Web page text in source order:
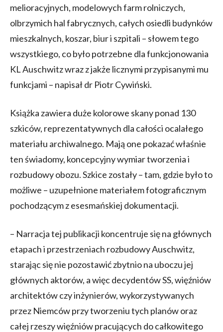
melioracyjnych, modelowych farm rolniczych,
olbrzymich hal fabrycznych, całych osiedli budynków
mieszkalnych, koszar, biur i szpitali – słowem tego
wszystkiego, co było potrzebne dla funkcjonowania
KL Auschwitz wraz z jakże licznymi przypisanymi mu
funkcjami – napisał dr Piotr Cywiński.
Książka zawiera duże kolorowe skany ponad 130
szkiców, reprezentatywnych dla całości ocalałego
materiału archiwalnego. Mają one pokazać właśnie
ten świadomy, koncepcyjny wymiar tworzenia i
rozbudowy obozu. Szkice zostały – tam, gdzie było to
możliwe – uzupełnione materiałem fotograficznym
pochodzącym z esesmańskiej dokumentacji.
– Narracja tej publikacji koncentruje się na głównych
etapach i przestrzeniach rozbudowy Auschwitz,
starając się nie pozostawić zbytnio na uboczu jej
głównych aktorów, a więc decydentów SS, więźniów
architektów czy inżynierów, wykorzystywanych
przez Niemców przy tworzeniu tych planów oraz
całej rzeszy więźniów pracujących do całkowitego